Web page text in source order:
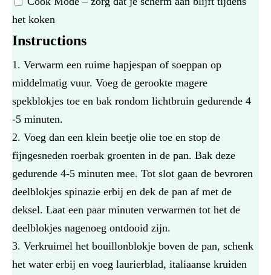
het koken
Instructions
Verwarm een ruime hapjespan of soeppan op
middelmatig vuur. Voeg de gerookte magere
spekblokjes toe en bak rondom lichtbruin gedurende 4
-5 minuten.
Voeg dan een klein beetje olie toe en stop de
fijngesneden roerbak groenten in de pan. Bak deze
gedurende 4-5 minuten mee. Tot slot gaan de bevroren
deelblokjes spinazie erbij en dek de pan af met de
deksel. Laat een paar minuten verwarmen tot het de
deelblokjes nagenoeg ontdooid zijn.
Verkruimel het bouillonblokje boven de pan, schenk
het water erbij en voeg laurierblad, italiaanse kruiden